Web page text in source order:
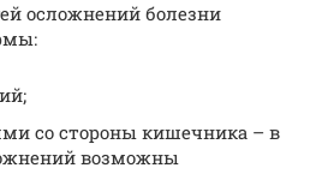
осложнений болезни
со стороны кишечника – в
возможны